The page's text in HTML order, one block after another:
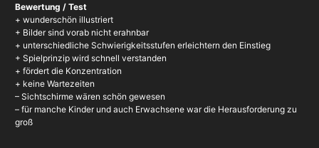
Bewertung / Test
+ wunderschön illustriert
+ Bilder sind vorab nicht erahnbar
+ unterschiedliche Schwierigkeitsstufen erleichtern den Einstieg
+ Spielprinzip wird schnell verstanden
+ fördert die Konzentration
+ keine Wartezeiten
– Sichtschirme wären schön gewesen
– für manche Kinder und auch Erwachsene war die Herausforderung zu
groß